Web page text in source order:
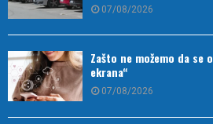
07/08/2026
Zašto ne možemo da se
ekrana“
07/08/2026